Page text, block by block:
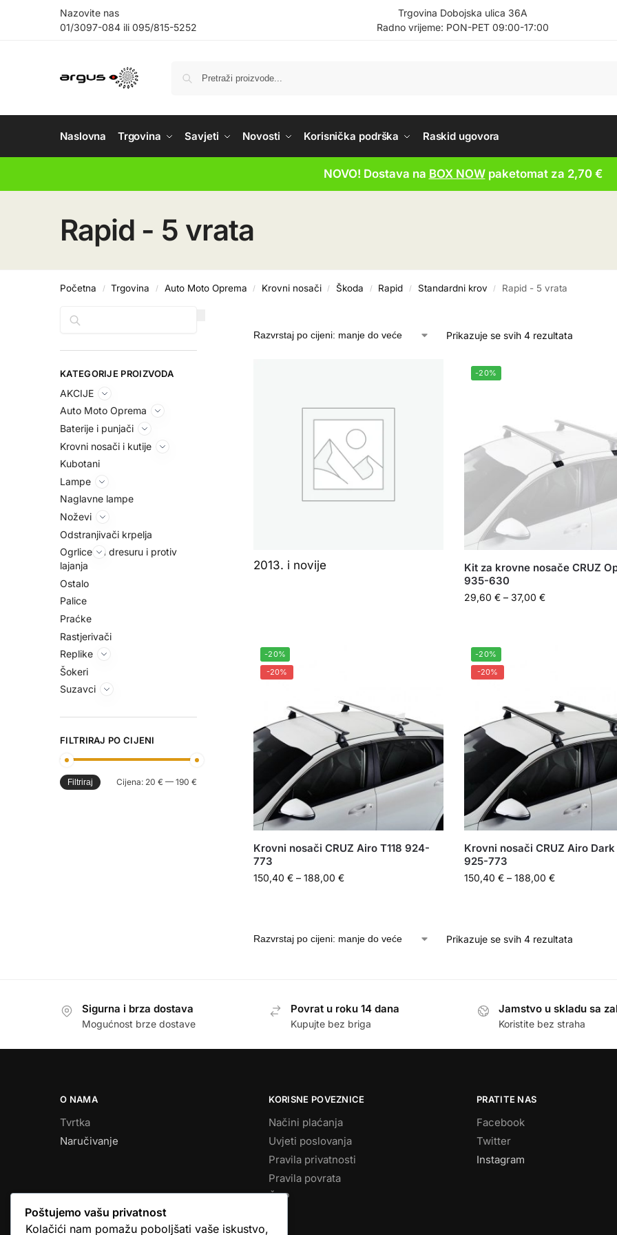
Nazovite nas
01/3097-084 ili 095/815-5252
Trgovina Dobojska ulica 36A
Radno vrijeme: PON-PET 09:00-17:00
Naslovna Trgovina Savjeti Novosti Korisnička podrška Raskid ugovora
NOVO! Dostava na BOX NOWpaketomat za 2,70 €
Rapid - 5 vrata
Početna / Trgovina / Auto Moto Oprema / Krovni nosači / Škoda / Rapid / Standardni krov / Rapid - 5 vrata
Prikazuje se svih 4 rezultata
2013. i novije
-20%
Kit za krovne nosače CRUZ
935-630
29,60 € – 37,00 €
-20%
-20%
Krovni nosači CRUZ Airo T118 924-
773
150,40 € – 188,00 €
-20%
-20%
Krovni nosači CRUZ Airo Dark
925-773
150,40 € – 188,00 €
Prikazuje se svih 4 rezultata
KATEGORIJE PROIZVODA
AKCIJE
Auto Moto Oprema
Baterije i punjači
Krovni nosači i kutije
Kubotani
Lampe
Naglavne lampe
Noževi
Odstranjivači krpelja
Ogrlice za dresuru i protiv
lajanja
Ostalo
Palice
Praćke
Rastjerivači
Replike
Šokeri
Suzavci
FILTRIRAJ PO CIJENI
Filtriraj Cijena: 20 € — 190 €
Sigurna i brza dostava
Mogućnost brze dostave
Povrat u roku 14 dana
Kupujte bez briga
Jamstvo u skladu sa
Koristite bez straha
O NAMA
Tvrtka
Naručivanje
KORISNE POVEZNICE
Načini plaćanja
Uvjeti poslovanja
Pravila privatnosti
Pravila povrata
ČPP
PRATITE NAS
Facebook
Twitter
Instagram
Poštujemo vašu privatnost
Kolačići nam pomažu poboljšati vaše iskustvo,